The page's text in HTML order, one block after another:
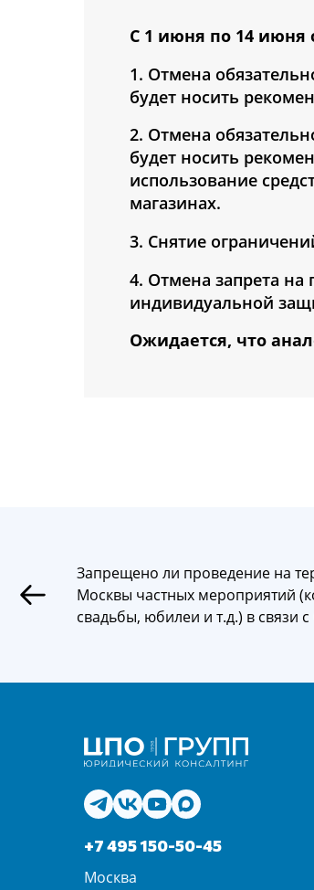
С 1 июня по 14 июня
1. Отмена
будет носить
2. Отмена
будет носить
использование
магазинах.
3. Снятие
4. Отмена запрета
индивидуальной
Ожидается, что
Запрещено ли проведение на
Москвы частных мероприятий
свадьбы, юбилеи и т.д.) в связи с
+7 495 150-50-45
Москва